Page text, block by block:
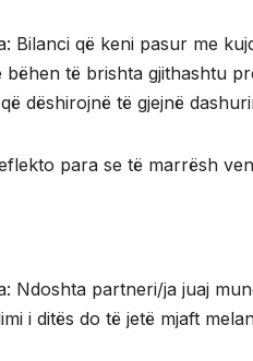
Bilanci që keni pasur me
bëhen të brishta gjithashtu
dëshirojnë të gjejnë
para se të marrësh
Ndoshta partneri/ja juaj
i ditës do të jetë mjaft